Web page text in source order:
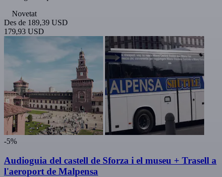
Novetat
Des de 189,39 USD
179,93 USD
-5%
Audioguia del castell de Sforza i el museu + Trasell a
l'aeroport de Malpensa